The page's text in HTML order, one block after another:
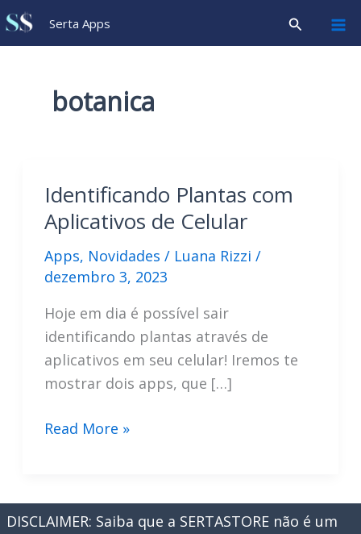
Ir
para
Serta Apps Pesquisar
botanica
Identificando Plantas com
Aplicativos de Celular
Apps, Novidades / Luana Rizzi /
dezembro 3, 2023
Hoje em dia é possível sair
identificando plantas através de
aplicativos em seu celular! Iremos te
mostrar dois apps, que […]
Identificando
de
Read More »
DISCLAIMER: Saiba que a SERTASTORE não é um